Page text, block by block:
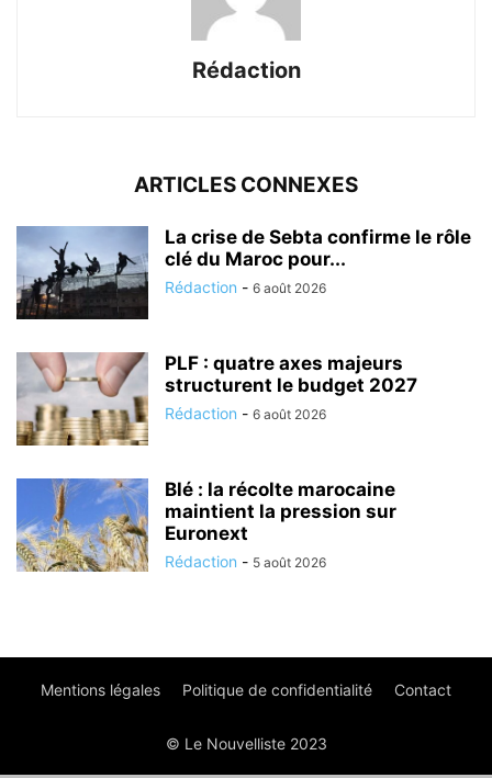
Rédaction
ARTICLES CONNEXES
La crise de Sebta confirme le rôle
clé du Maroc pour...
Rédaction - 6 août 2026
PLF : quatre axes majeurs
structurent le budget 2027
Rédaction - 6 août 2026
Blé : la récolte marocaine
maintient la pression sur
Euronext
Rédaction - 5 août 2026
Mentions légales Politique de confidentialité Contact
© Le Nouvelliste 2023